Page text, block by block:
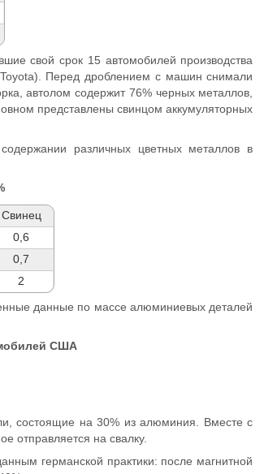
свой срок 15 автомобилей производства
Перед дроблением с машин снимали
автолом содержит 76% черных металлов,
представлены свинцом аккумуляторных
различных цветных металлов в
Свинец
0,6
0,7
2
данные по массе алюминиевых деталей
США
состоящие на 30% из алюминия. Вместе с
отправляется на свалку.
германской практики: после магнитной